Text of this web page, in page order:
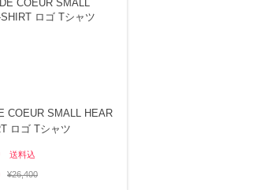
COEUR SMALL HEAR
ロゴ Tシャツ
送料込
¥26,400